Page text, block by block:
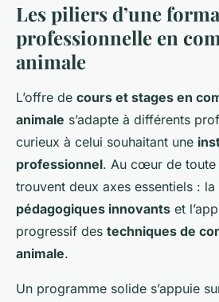
Les piliers d’une
professionnelle en
animale
L’offre de cours et stages en
animale s’adapte à différents
curieux à celui souhaitant une
professionnel. Au cœur de toute
trouvent deux axes essentiels : la
pédagogiques innovants et
progressif des techniques de
animale.
Un programme solide s’appuie